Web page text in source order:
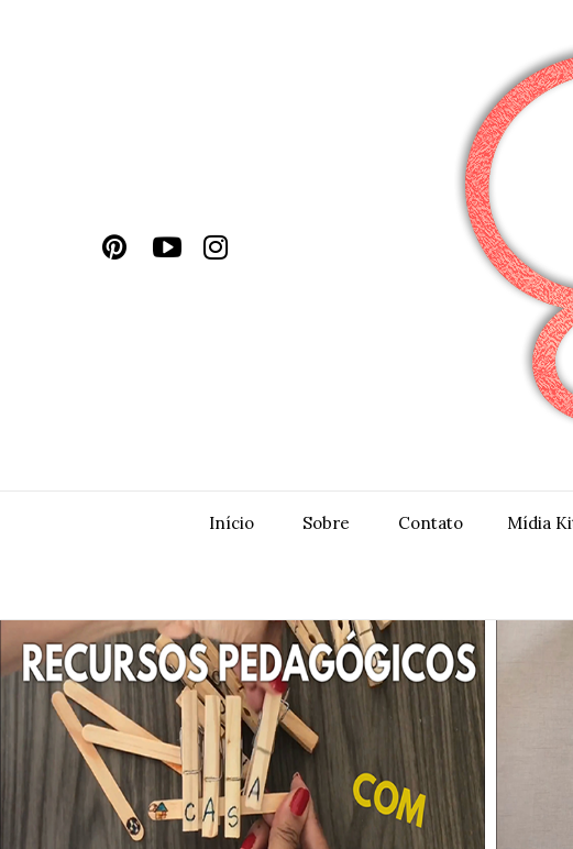
Início Sobre Contato Mídia